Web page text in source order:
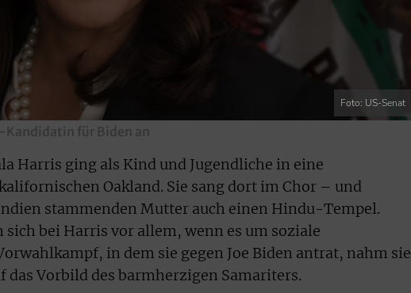
Foto: US-Senat
für Biden an
Harris ging als Kind und Jugendliche in eine
Oakland. Sie sang dort im Chor – und
stammenden Mutter auch einen Hindu-Tempel.
sich bei Harris vor allem, wenn es um soziale
in dem sie gegen Joe Biden antrat, nahm sie
das Vorbild des barmherzigen Samariters.